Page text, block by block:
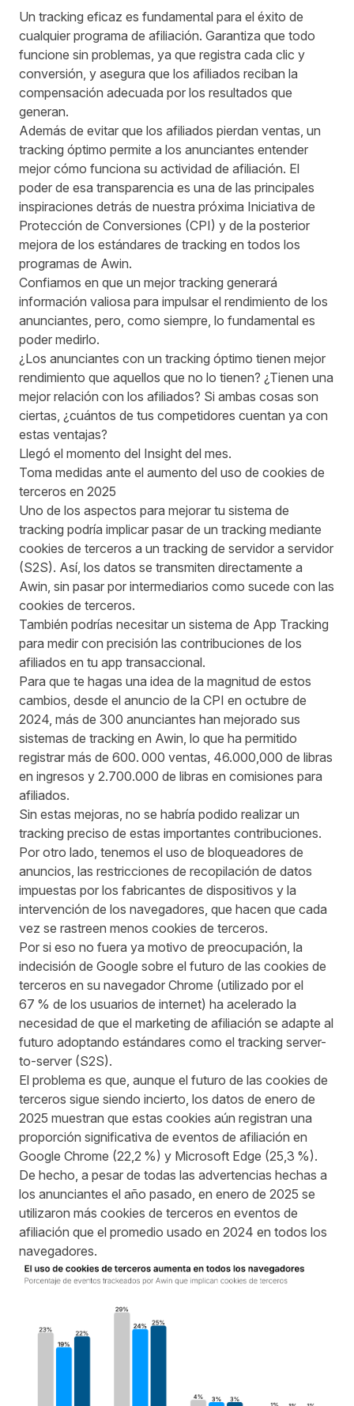
Un tracking eficaz es fundamental para el éxito de
cualquier programa de afiliación. Garantiza que todo
funcione sin problemas, ya que registra cada clic y
conversión, y asegura que los afiliados reciban la
compensación adecuada por los resultados que
generan.
Además de evitar que los afiliados pierdan ventas, un
tracking óptimo permite a los anunciantes entender
mejor cómo funciona su actividad de afiliación. El
poder de esa transparencia es una de las principales
inspiraciones detrás de nuestra próxima Iniciativa de
Protección de Conversiones (CPI) y de la posterior
mejora de los estándares de tracking en todos los
programas de Awin.
Confiamos en que un mejor tracking generará
información valiosa para impulsar el rendimiento de los
anunciantes, pero, como siempre, lo fundamental es
poder medirlo.
¿Los anunciantes con un tracking óptimo tienen mejor
rendimiento que aquellos que no lo tienen? ¿Tienen una
mejor relación con los afiliados? Si ambas cosas son
ciertas, ¿cuántos de tus competidores cuentan ya con
estas ventajas?
Llegó el momento del Insight del mes.
Toma medidas ante el aumento del uso de cookies de
terceros en 2025
Uno de los aspectos para mejorar tu sistema de
tracking podría implicar pasar de un tracking mediante
cookies de terceros a un tracking de servidor a servidor
(S2S). Así, los datos se transmiten directamente a
Awin, sin pasar por intermediarios como sucede con las
cookies de terceros.
También podrías necesitar un sistema de App Tracking
para medir con precisión las contribuciones de los
afiliados en tu app transaccional.
Para que te hagas una idea de la magnitud de estos
cambios, desde el anuncio de la CPI en octubre de
2024, más de 300 anunciantes han mejorado sus
sistemas de tracking en Awin, lo que ha permitido
registrar más de 600. 000 ventas, 46.000,000 de libras
en ingresos y 2.700.000 de libras en comisiones para
afiliados.
Sin estas mejoras, no se habría podido realizar un
tracking preciso de estas importantes contribuciones.
Por otro lado, tenemos el uso de bloqueadores de
anuncios, las restricciones de recopilación de datos
impuestas por los fabricantes de dispositivos y la
intervención de los navegadores, que hacen que cada
vez se rastreen menos cookies de terceros.
Por si eso no fuera ya motivo de preocupación, la
indecisión de Google sobre el futuro de las cookies de
terceros en su navegador Chrome (utilizado por el
67 % de los usuarios de internet) ha acelerado la
necesidad de que el marketing de afiliación se adapte al
futuro adoptando estándares como el tracking server-
to-server (S2S).
El problema es que, aunque el futuro de las cookies de
terceros sigue siendo incierto, los datos de enero de
2025 muestran que estas cookies aún registran una
proporción significativa de eventos de afiliación en
Google Chrome (22,2 %) y Microsoft Edge (25,3 %).
De hecho, a pesar de todas las advertencias hechas a
los anunciantes el año pasado, en enero de 2025 se
utilizaron más cookies de terceros en eventos de
afiliación que el promedio usado en 2024 en todos los
navegadores.